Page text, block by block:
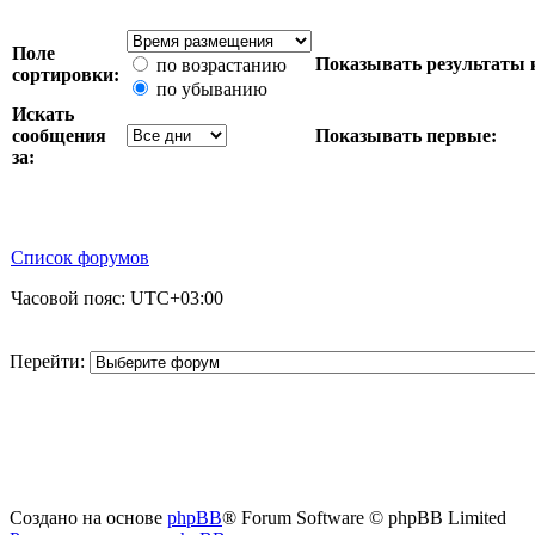
Поле
сортировки:
по возрастанию
по убыванию
Показывать результаты
Искать
сообщения
за:
Показывать первые:
Список форумов
Часовой пояс: UTC+03:00
Перейти:
Создано на основе phpBB® Forum Software © phpBB Limited